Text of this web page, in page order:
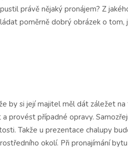
právě nějaký pronájem? Z
poměrně dobrý obrázek o tom,
by si její majitel měl dát záležet na
provést případné opravy.
Takže u prezentace chalupy
okolí. Při pronajímání